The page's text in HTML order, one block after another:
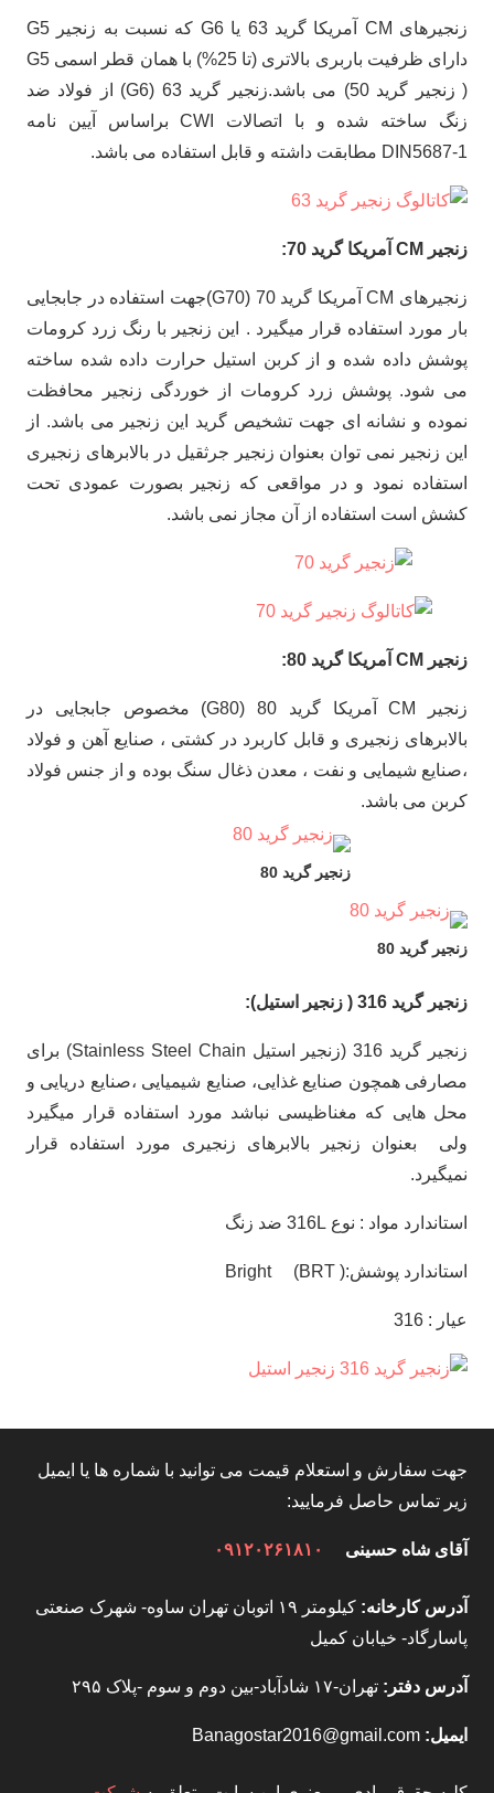
زنجیرهای CM آمریکا گرید 63 یا G6 که نسبت به زنجیر G5
دارای ظرفیت باربری بالاتری (تا 25%) با همان قطر اسمی G5
( زنجیر گرید 50) می باشد.زنجیر گرید 63 (G6) از فولاد ضد
زنگ ساخته شده و با اتصالات CWI براساس آیین نامه
DIN5687-1 مطابقت داشته و قابل استفاده می باشد.
زنجیر CM آمریکا گرید 70:
زنجیرهای CM آمریکا گرید 70 (G70)جهت استفاده در جابجایی
بار مورد استفاده قرار میگیرد . این زنجیر با رنگ زرد کرومات
پوشش داده شده و از کربن استیل حرارت داده شده ساخته
می شود. پوشش زرد کرومات از خوردگی زنجیر محافظت
نموده و نشانه ای جهت تشخیص گرید این زنجیر می باشد. از
این زنجیر نمی توان بعنوان زنجیر جرثقیل در بالابرهای زنجیری
استفاده نمود و در مواقعی که زنجیر بصورت عمودی تحت
کشش است استفاده از آن مجاز نمی باشد.
زنجیر CM آمریکا گرید 80:
زنجیر CM آمریکا گرید 80 (G80) مخصوص جابجایی در
بالابرهای زنجیری و قابل کاربرد در کشتی ، صنایع آهن و فولاد
،صنایع شیمایی و نفت ، معدن ذغال سنگ بوده و از جنس فولاد
کربن می باشد.
زنجیر گرید 80
زنجیر گرید 80
زنجیر گرید 316 ( زنجیر استیل):
زنجیر گرید 316 (زنجیر استیل Stainless Steel Chain) برای
مصارفی همچون صنایع غذایی، صنایع شیمیایی ،صنایع دریایی و
محل هایی که مغناظیسی نباشد مورد استفاده قرار میگیرد
ولی بعنوان زنجیر بالابرهای زنجیری مورد استفاده قرار
نمیگیرد.
استاندارد مواد : نوع 316L ضد زنگ
استاندارد پوشش:( Bright (BRT
عیار : 316
جهت سفارش و استعلام قیمت می توانید با شماره ها یا ایمیل
زیر تماس حاصل فرمایید:
آقای شاه حسینی ۰۹۱۲۰۲۶۱۸۱۰
آدرس کارخانه:
کیلومتر ۱۹ اتوبان تهران ساوه- شهرک صنعتی
پاسارگاد- خیابان کمیل
آدرس دفتر: تهران-۱۷ شادآباد-بین دوم و سوم -پلاک ۲۹۵
ایمیل: